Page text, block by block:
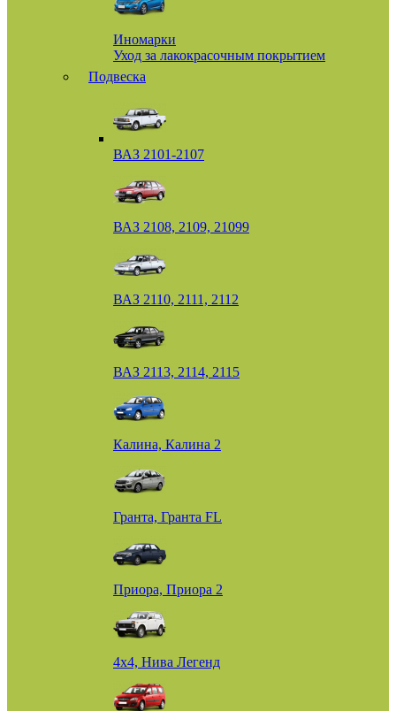
Иномарки
Уход за лакокрасочным покрытием
Подвеска
ВАЗ 2101-2107
ВАЗ 2108, 2109, 21099
ВАЗ 2110, 2111, 2112
ВАЗ 2113, 2114, 2115
Калина, Калина 2
Гранта, Гранта FL
Приора, Приора 2
4х4, Нива Легенд